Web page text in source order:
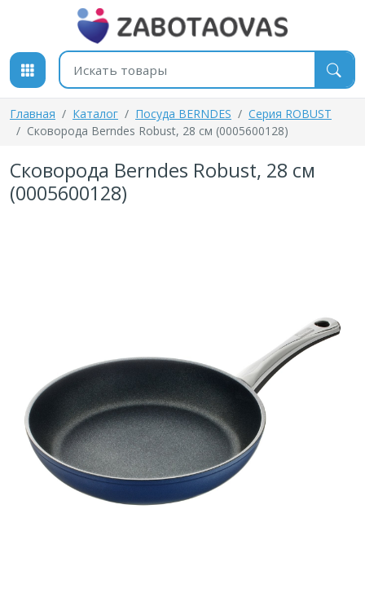
К содержимому
Поиск товаров
Главная Каталог Посуда BERNDES
Серия ROBUST
Сковорода Berndes Robust, 28 см (0005600128)
Сковорода Berndes Robust, 28 см
(0005600128)